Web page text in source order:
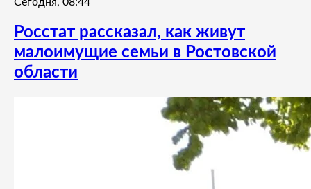
Росстат рассказал, как живут
малоимущие семьи в Ростовской
области